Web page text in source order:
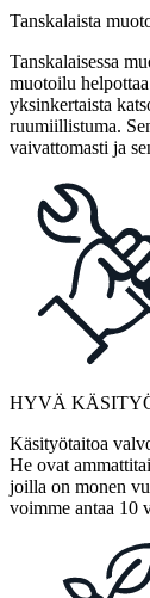
Tanskalaista
Tanskalaisessa
muotoilu
yksinkertaista
ruumiillistuma.
vaivattomasti ja
HYVÄ
Käsityötaitoa
He ovat
joilla on monen
voimme antaa 10